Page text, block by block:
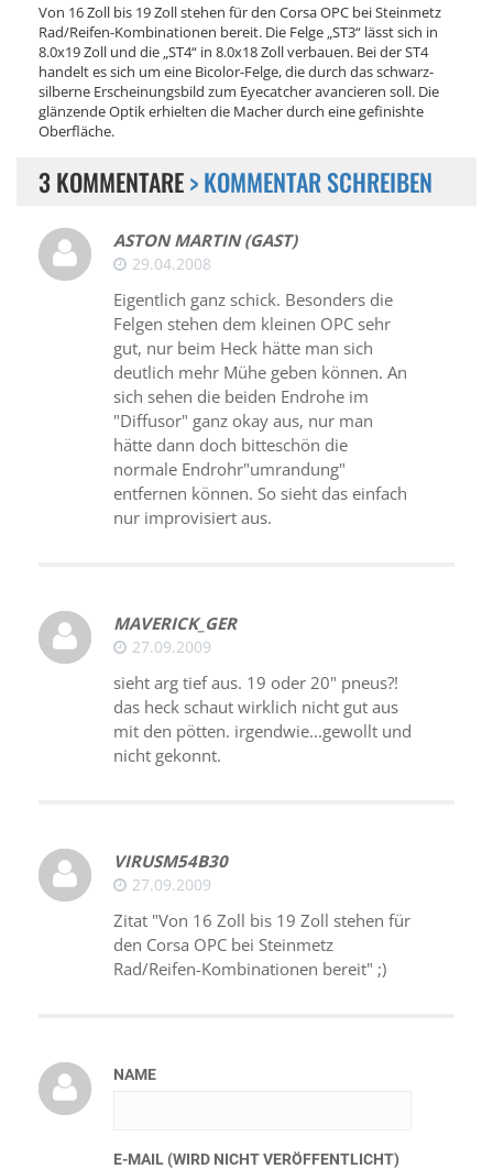
Von 16 Zoll bis 19 Zoll stehen für den Corsa OPC bei Steinmetz
Rad/Reifen-Kombinationen bereit. Die Felge „ST3“ lässt sich in
8.0x19 Zoll und die „ST4“ in 8.0x18 Zoll verbauen. Bei der ST4
handelt es sich um eine Bicolor-Felge, die durch das schwarz-
silberne Erscheinungsbild zum Eyecatcher avancieren soll. Die
glänzende Optik erhielten die Macher durch eine gefinishte
Oberfläche.
3 KOMMENTARE> KOMMENTAR SCHREIBEN
ASTON MARTIN (GAST)
29.04.2008
Eigentlich ganz schick. Besonders die
Felgen stehen dem kleinen OPC sehr
gut, nur beim Heck hätte man sich
deutlich mehr Mühe geben können. An
sich sehen die beiden Endrohe im
"Diffusor" ganz okay aus, nur man
hätte dann doch bitteschön die
normale Endrohr"umrandung"
entfernen können. So sieht das einfach
nur improvisiert aus.
MAVERICK_GER
27.09.2009
sieht arg tief aus. 19 oder 20" pneus?!
das heck schaut wirklich nicht gut aus
mit den pötten. irgendwie...gewollt und
nicht gekonnt.
VIRUSM54B30
27.09.2009
Zitat "Von 16 Zoll bis 19 Zoll stehen für
den Corsa OPC bei Steinmetz
Rad/Reifen-Kombinationen bereit" ;)
NAME
E-MAIL (WIRD NICHT VERÖFFENTLICHT)